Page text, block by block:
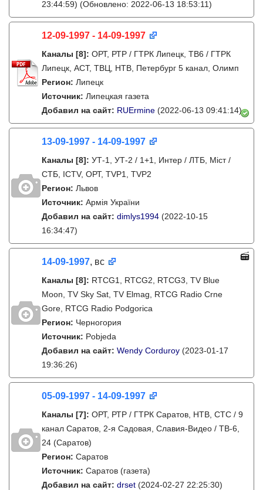
23:44:59) (Обновлено: 2022-06-13 18:53:11)
12-09-1997 - 14-09-1997
Каналы [8]: ОРТ, РТР / ГТРК Липецк, ТВ6 / ГТРК
Липецк, АСТ, ТВЦ, НТВ, Петербург 5 канал, Олимп
Регион: Липецк
Источник: Липецкая газета
Добавил на сайт: RUErmine (2022-06-13 09:41:14)
13-09-1997 - 14-09-1997
Каналы [8]: УТ-1, УТ-2 / 1+1, Интер / ЛТБ, Міст /
СТБ, ICTV, ОРТ, TVP1, TVP2
Регион: Львов
Источник: Армія України
Добавил на сайт: dimlys1994 (2022-10-15
16:34:47)
14-09-1997, вс
Каналы [8]: RTCG1, RTCG2, RTCG3, TV Blue
Moon, TV Sky Sat, TV Elmag, RTCG Radio Crne
Gore, RTCG Radio Podgorica
Регион: Черногория
Источник: Pobjeda
Добавил на сайт: Wendy Corduroy (2023-01-17
19:36:26)
05-09-1997 - 14-09-1997
Каналы [7]: ОРТ, РТР / ГТРК Саратов, НТВ, СТС / 9
канал Саратов, 2-я Садовая, Славия-Видео / ТВ-6,
24 (Саратов)
Регион: Саратов
Источник: Саратов (газета)
Добавил на сайт: drset (2024-02-27 22:25:30)